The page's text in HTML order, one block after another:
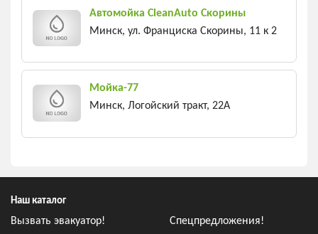
Автомойка CleanAuto Скорины
Минск, ул. Франциска Скорины, 11 к 2
Мойка-77
Минск, Логойский тракт, 22A
Наш каталог
Вызвать эвакуатор!
Спецпредложения!